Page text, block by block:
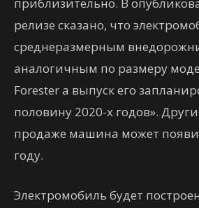
релизе сказано, что
среднеразмерным
аналогичным по размеру
Forester а выпуск его
половину 2020-х годов».
продаже машина может
году.
Электромобиль будет